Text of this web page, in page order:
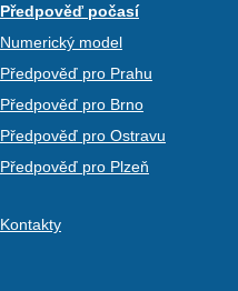
Předpověď počasí
Numerický model
Předpověď pro Prahu
Předpověď pro Brno
Předpověď pro Ostravu
Předpověď pro Plzeň
Kontakty